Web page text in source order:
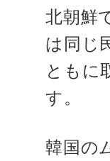
北朝鮮
は同じ
ともに
す。
韓国の